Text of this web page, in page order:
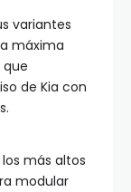
variantes
máxima
que
de Kia con
más altos
modular